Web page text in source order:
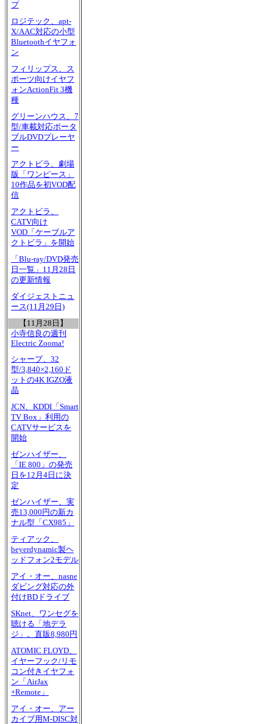
プ
ロジテック、apt-
X/AAC対応の小型
Bluetoothイヤフォ
ン
フィリップス、ス
ポーツ向けイヤフ
ォンActionFit 3機
種
グリーンハウス、7
型/車載対応ポータ
ブルDVDプレーヤ
ー
アクトビラ、劇場
版「ワンピース」
10作品を初VOD配
信
アクトビラ、
CATV向け
VOD「ケーブルア
クトビラ」を開始
「Blu-ray/DVD発売
日一覧」11月28日
の更新情報
ダイジェストニュ
ース(11月29日)
【11月28日】
小寺信良の週刊
Electric Zooma!
シャープ、32
型/3,840×2,160ド
ットの4K IGZO液
晶
JCN、KDDI「Smart
TV Box」利用の
CATVサービスを
開始
ゼンハイザー、
「IE 800」の発売
日を12月4日に決
定
ゼンハイザー、実
売13,000円の新カ
ナル型「CX985」
ティアック、
beyerdynamic製ヘ
ッドフォン2モデル
アイ・オー、nasne
ダビング対応の外
付けBDドライブ
SKnet、ワンセグを
聴ける「地デラ
ジ」。直販8,980円
ATOMIC FLOYD、
イヤーフック/リモ
コン付きイヤフォ
ン「AirJax
+Remote」
アイ・オー、アー
カイブ用M-DISC対